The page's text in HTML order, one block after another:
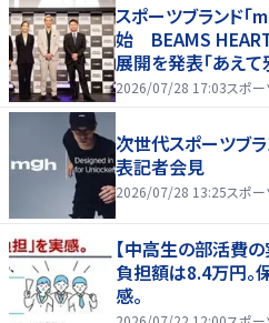
スポーツブランド「
始 BEAMS
展開を発表「あえて
2026/07/28 17:03スポー
次世代スポーツブラ
表記者会見
2026/07/28 13:25スポー
【中高生の部活費
負担額は8.4万円。
感。